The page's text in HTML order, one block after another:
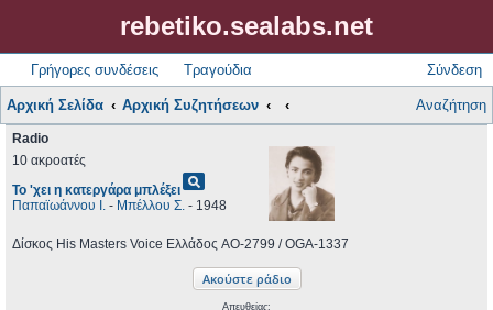
rebetiko.sealabs.net
Γρήγορες συνδέσεις Τραγούδια Σύνδεση
Αρχική Σελίδα Αρχική Συζητήσεων Αναζήτηση
Radio
10 ακροατές
Το 'χει η κατεργάρα μπλέξειpageview
Παπαϊωάννου Ι. - Μπέλλου Σ. - 1948
Δίσκος His Masters Voice Ελλάδος AO-2799 / OGA-1337
Απευθείας: